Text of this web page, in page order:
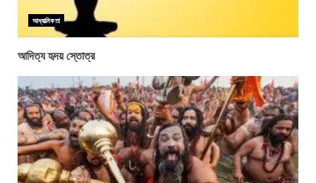
আধ্যাত্মিকতা
আদিত্য হৃদয় স্তোত্র